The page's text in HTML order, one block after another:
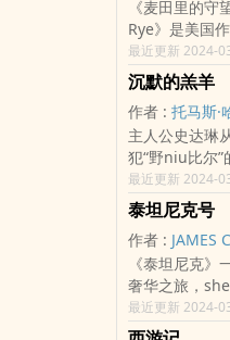
芒不明真相
段，寻找一切
疾病和悲痛的
记才使阿尔芒
《麦田里的
Rye》是美国
篇小说，sai林
霍尔顿·考尔
间nei，并借
分探索了一个
是此书的两大
中引起强烈共
re烈欢迎。…
最近更新 2024-
沉默的羔羊
作者 : 托马斯·
主人公史达琳
犯“野niu比尔”
邪恶的天才莱
人犯展开殊死
最近更新 2024-
泰坦尼克号
作者 : JAMES
《泰坦尼克
奢华之旅，
书还将船上几
括发出求救信
最近更新 2024-